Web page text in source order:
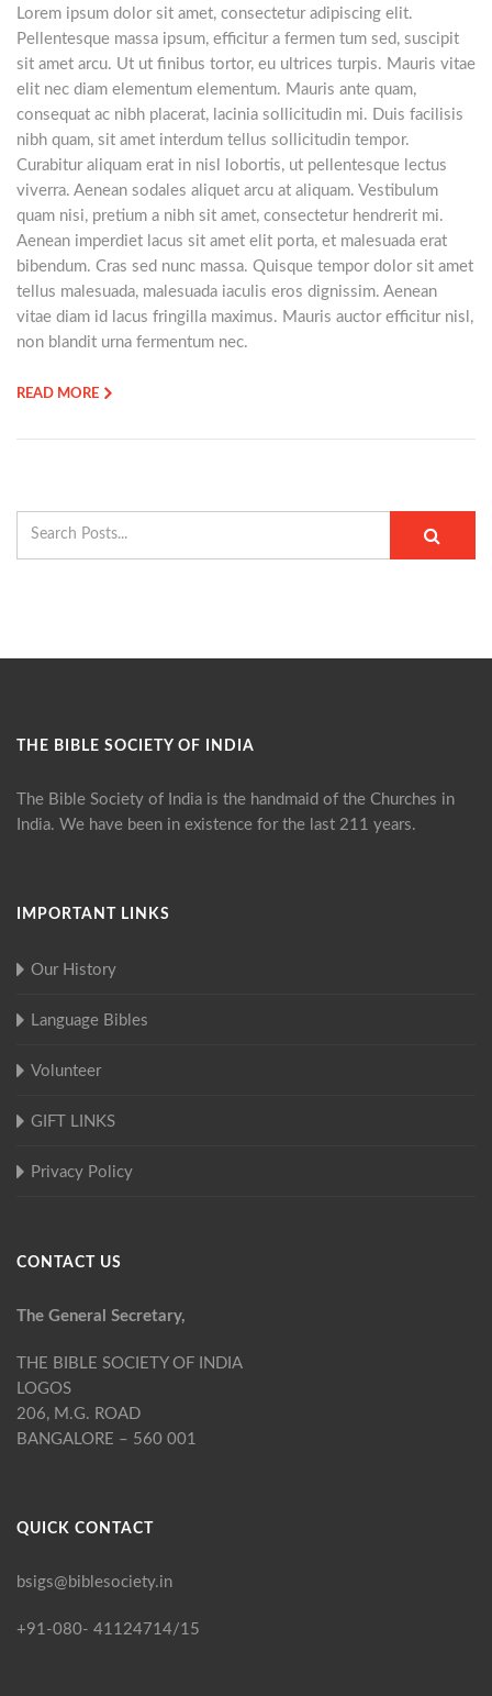
Lorem ipsum dolor sit amet, consectetur adipiscing elit.
Pellentesque massa ipsum, efficitur a fermen tum sed, suscipit
sit amet arcu. Ut ut finibus tortor, eu ultrices turpis. Mauris vitae
elit nec diam elementum elementum. Mauris ante quam,
consequat ac nibh placerat, lacinia sollicitudin mi. Duis facilisis
nibh quam, sit amet interdum tellus sollicitudin tempor.
Curabitur aliquam erat in nisl lobortis, ut pellentesque lectus
viverra. Aenean sodales aliquet arcu at aliquam. Vestibulum
quam nisi, pretium a nibh sit amet, consectetur hendrerit mi.
Aenean imperdiet lacus sit amet elit porta, et malesuada erat
bibendum. Cras sed nunc massa. Quisque tempor dolor sit amet
tellus malesuada, malesuada iaculis eros dignissim. Aenean
vitae diam id lacus fringilla maximus. Mauris auctor efficitur nisl,
non blandit urna fermentum nec.
READ MORE
THE BIBLE SOCIETY OF INDIA
The Bible Society of India is the handmaid of the Churches in
India. We have been in existence for the last 211 years.
IMPORTANT LINKS
Our History
Language Bibles
Volunteer
GIFT LINKS
Privacy Policy
CONTACT US
The General Secretary,
THE BIBLE SOCIETY OF INDIA
LOGOS
206, M.G. ROAD
BANGALORE – 560 001
QUICK CONTACT
bsigs@biblesociety.in
+91-080- 41124714/15